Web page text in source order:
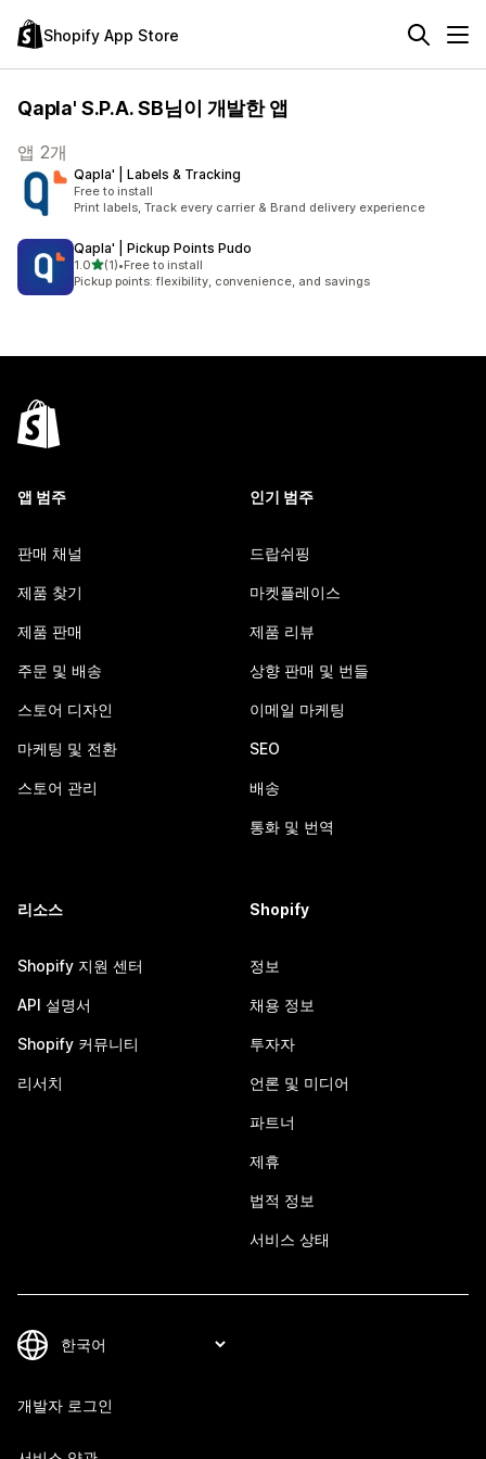
Shopify App Store
Qapla' S.P.A. SB님이 개발한 앱
앱 2개
Qapla' | Labels & Tracking
Free to install
Print labels, Track every carrier & Brand delivery experience
Qapla' | Pickup Points Pudo
1.0별 5개 중
(1)
총 리뷰 1개
•Free to install
Pickup points: flexibility, convenience, and savings
앱 범주
판매 채널
제품 찾기
제품 판매
주문 및 배송
스토어 디자인
마케팅 및 전환
스토어 관리
인기 범주
드랍쉬핑
마켓플레이스
제품 리뷰
상향 판매 및 번들
이메일 마케팅
SEO
배송
통화 및 번역
리소스
Shopify 지원 센터
API 설명서
Shopify 커뮤니티
리서치
Shopify
정보
채용 정보
투자자
언론 및 미디어
파트너
제휴
법적 정보
서비스 상태
개발자 로그인